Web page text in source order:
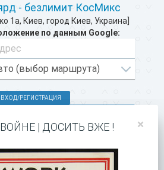
- безлимит КосМикс
1а, Киев, город Киев, Украина]
по данным Google:
ВХОД/РЕГИСТРАЦИЯ
РЯДОМ >>
×
ВОЙНЕ | ДОСИТЬ ВЖЕ !